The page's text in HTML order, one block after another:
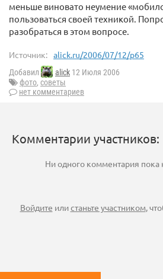
меньше виновато неумение
пользоваться своей техникой.
разобраться в этом вопросе.
Источник: alick.ru/2006/07/12/p65
Добавил alick 12 Июля 2006
фото, советы
нет комментариев
Комментарии участников:
Ни одного комментария пока
Войдите илистаньте участником,